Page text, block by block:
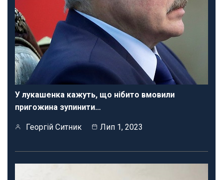
У лукашенка кажуть, що нібито вмовили
пригожина зупинити…
Георгій Ситник Лип 1, 2023